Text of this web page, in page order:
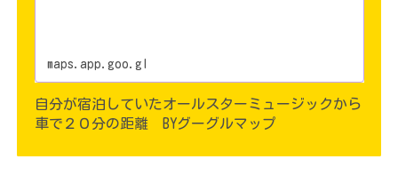
maps.app.goo.gl
自分が宿泊していたオールスターミュージックから
車で２０分の距離 BYグーグルマップ